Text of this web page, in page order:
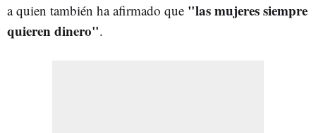
a quien también ha afirmado que "las mujeres siempre
quieren dinero".